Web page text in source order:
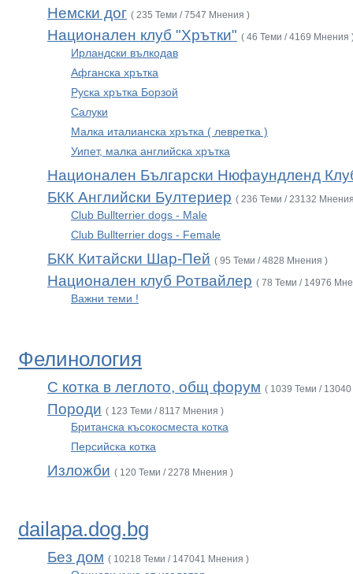
Немски дог ( 235 Теми / 7547 Мнения )
Национален клуб "Хрътки" ( 46 Теми / 4169 Мнения
Ирландски вълкодав
Афганска хрътка
Руска хрътка Борзой
Салуки
Малка италианска хрътка ( левретка )
Уипет, малка английска хрътка
Национален Български Нюфаундленд
БКК Английски Бултериер ( 236 Теми / 23132
Club Bullterrier dogs - Male
Club Bullterrier dogs - Female
БКК Китайски Шар-Пей ( 95 Теми / 4828 Мнения )
Национален клуб Ротвайлер ( 78 Теми / 14976
Важни теми !
Фелинология
С котка в леглото, общ форум ( 1039 Теми /
Породи ( 123 Теми / 8117 Мнения )
Британска късокосместа котка
Персийска котка
Изложби ( 120 Теми / 2278 Мнения )
dailapa.dog.bg
Без дом ( 10218 Теми / 147041 Мнения )